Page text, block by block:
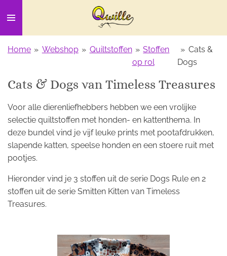
direct
naar
de
Home » Webshop » Quiltstoffen » Stoffen
op rol
» Cats &
Dogs
Cats & Dogs van Timeless Treasures
Voor alle dierenliefhebbers hebben we een vrolijke
selectie quiltstoffen met honden- en kattenthema. In
deze bundel vind je vijf leuke prints met pootafdrukken,
slapende katten, speelse honden en een stoere ruit met
pootjes.
Hieronder vind je 3 stoffen uit de serie Dogs Rule en 2
stoffen uit de serie Smitten Kitten van Timeless
Treasures.